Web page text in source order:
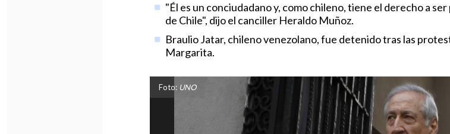
"Él es un conciudadano y, como chileno, tiene el derecho a
de Chile", dijo el canciller Heraldo Muñoz.
Braulio Jatar, chileno venezolano, fue detenido tras las
Margarita.
Foto: UNO